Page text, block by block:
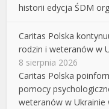
historii edycja ŚDM
Caritas Polska
rodzin i weteranów w
8 sierpnia 2026
Caritas Polska
pomocy
weteranów w Ukrainie